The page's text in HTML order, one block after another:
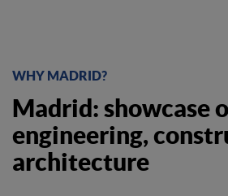
WHY MADRID?
Madrid: showcase
engineering,
architecture